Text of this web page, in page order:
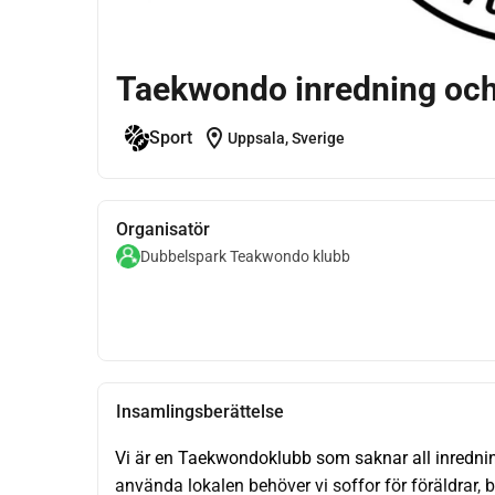
Taekwondo inredning
Sport location_on Uppsala, Sverige
Organisatör
Dubbelspark Teakwondo klubb
Insamlingsberättelse
Vi är en Taekwondoklubb som saknar all
använda lokalen behöver vi soffor för